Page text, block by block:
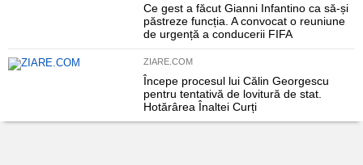
Ce gest a făcut Gianni Infantino ca să-și
păstreze funcția. A convocat o reuniune
de urgență a conducerii FIFA
ZIARE.COM
Începe procesul lui Călin Georgescu
pentru tentativă de lovitură de stat.
Hotărârea Înaltei Curți